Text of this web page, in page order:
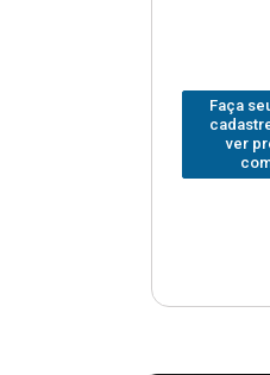
Faça
ver